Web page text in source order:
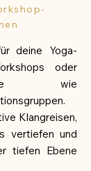
deine Yoga-
oder
wie
Klangreisen,
vertiefen und
tiefen Ebene